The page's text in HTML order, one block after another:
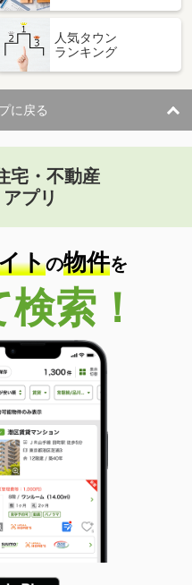
人気タウン
ランキング
に戻る
宅・不動産
アプリ
トの物件を
索！